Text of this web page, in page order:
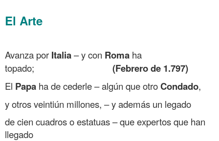
El Arte
Avanza por Italia– y con Roma ha
topado;
(Febrero de 1.797)
El Papa ha de cederle – algún que otroCondado,
y otros veintiún millones, – y además un legado
de cien cuadros o estatuas – que expertos que han
llegado